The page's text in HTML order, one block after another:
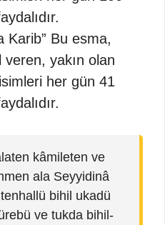
Karib” Bu esma,
veren, yakın olan
her gün 41
kâmileten ve
ala Seyyidinâ
bihil ukadü
ve tukda bihil-